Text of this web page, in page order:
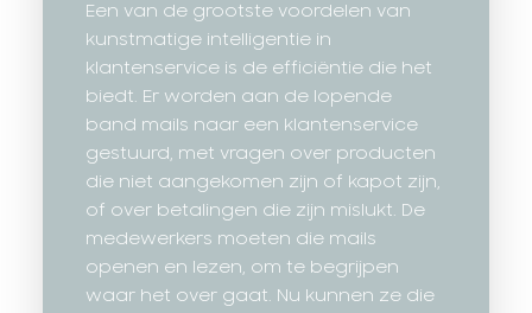
Een van de grootste voordelen van
kunstmatige intelligentie in
klantenservice is de efficiëntie die het
biedt. Er worden aan de lopende
band mails naar een klantenservice
gestuurd, met vragen over producten
die niet aangekomen zijn of kapot zijn,
of over betalingen die zijn mislukt. De
medewerkers moeten die mails
openen en lezen, om te begrijpen
waar het over gaat. Nu kunnen ze die